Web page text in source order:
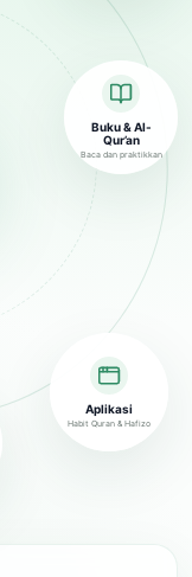
Buku & Al-
Qur’an
Baca dan praktikkan
Aplikasi
Habit Quran & Hafizo